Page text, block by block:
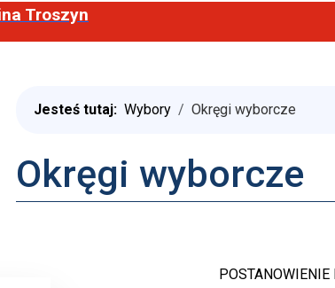
Troszyn
Jesteś tutaj: Wybory Okręgi wyborcze
Okręgi wyborcze